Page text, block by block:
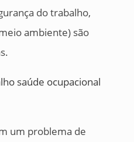
do trabalho,
ambiente) são
um problema de